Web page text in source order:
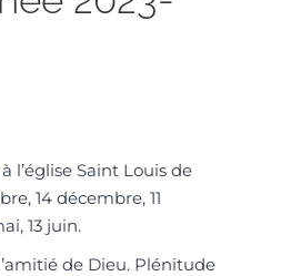
l’église Saint Louis de
14 décembre, 11
13 juin.
de Dieu. Plénitude